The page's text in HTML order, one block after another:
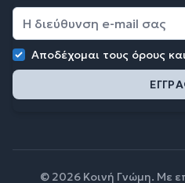
Αποδέχομαι τους όρους
© 2026 Κοινή Γνώμη. Με